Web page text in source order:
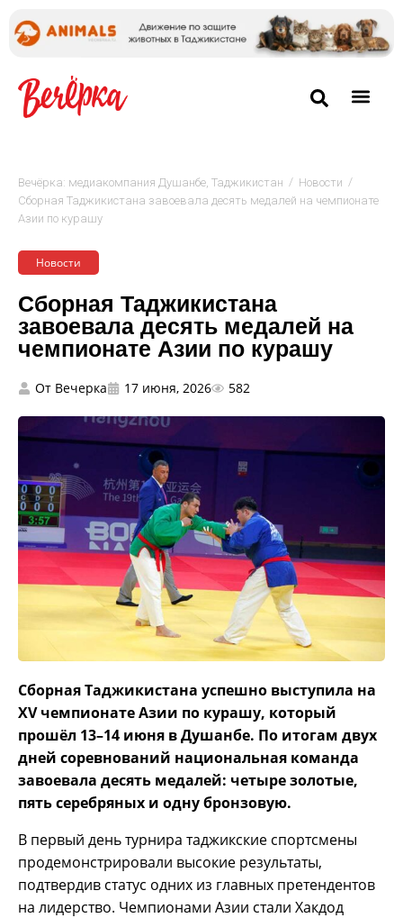
Вечёрка: медиакомпания Душанбе, Таджикистан / Новости /
Сборная Таджикистана завоевала десять медалей на чемпионате
Азии по курашу
Новости
Сборная Таджикистана
завоевала десять медалей на
чемпионате Азии по курашу
От Вечерка 17 июня, 2026 582
Сборная Таджикистана успешно выступила на
XV чемпионате Азии по курашу, который
прошёл 13–14 июня в Душанбе. По итогам двух
дней соревнований национальная команда
завоевала десять медалей: четыре золотые,
пять серебряных и одну бронзовую.
В первый день турнира таджикские спортсмены
продемонстрировали высокие результаты,
подтвердив статус одних из главных претендентов
на лидерство. Чемпионами Азии стали Хакдод